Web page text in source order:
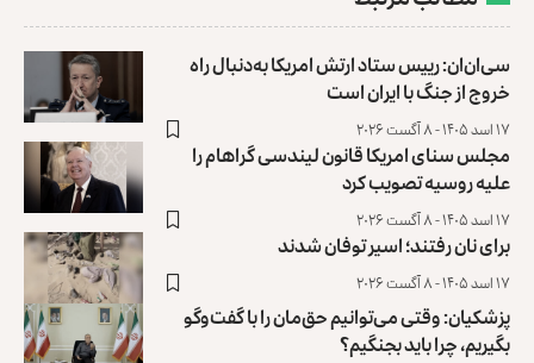
سی‌ان‌ان: رییس ستاد ارتش امریکا به‌دنبال راه
خروج از جنگ با ایران است
۱۷ اسد ۱۴۰۵ - ۸ آگست ۲۰۲۶
مجلس سنای امریکا قانون لیندسی گراهام را
علیه روسیه تصویب کرد
۱۷ اسد ۱۴۰۵ - ۸ آگست ۲۰۲۶
برای نان رفتند؛ اسیر توفان شدند
۱۷ اسد ۱۴۰۵ - ۸ آگست ۲۰۲۶
پزشکیان: وقتی می‌توانیم حق‌مان را با گفت‌وگو
بگیریم، چرا باید بجنگیم؟